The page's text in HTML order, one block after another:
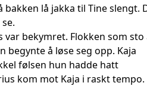
bakken lå jakka til Tine slengt.
var bekymret. Flokken som sto
begynte å løse seg opp. Kaja
følsen hun hadde hatt
kom mot Kaja i raskt tempo.